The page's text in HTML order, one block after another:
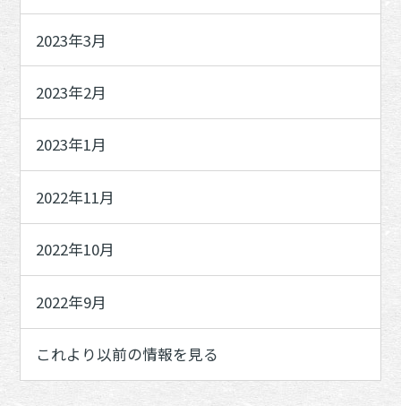
2023年3月
2023年2月
2023年1月
2022年11月
2022年10月
2022年9月
これより以前の情報を見る